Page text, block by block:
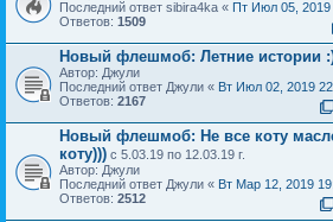
Последний ответ sibira4ka « Пт Июл 05, 2019
Ответов: 1509
Новый флешмоб: Летние истории
Автор: Джули
Последний ответ Джули « Вт Июл 02, 2019
Ответов: 2167
Новый флешмоб: Не все коту
коту))) с 5.03.19 по 12.03.19 г.
Автор: Джули
Последний ответ Джули « Вт Мар 12, 2019
Ответов: 2512